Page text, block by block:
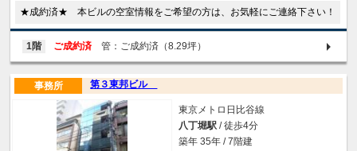
★成約済★ 本ビルの空室情報をご希望の方は、お気軽にご連絡下さい！
1階 ご成約済 管：ご成約済（8.29坪）
第３東邦ビル
事務所
東京メトロ日比谷線
八丁堀駅 / 徒歩4分
築年 35年 / 7階建